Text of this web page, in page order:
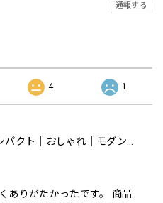
通報する
4 1
五月人形｜コンパクト｜おしゃれ｜モダン｜インテリア｜プレミアム｜こだわり｜おすすめ《商品名》50900-0602-1 602 兜ケース飾り 8号 直江兼続公
ありがたかったです。 商品